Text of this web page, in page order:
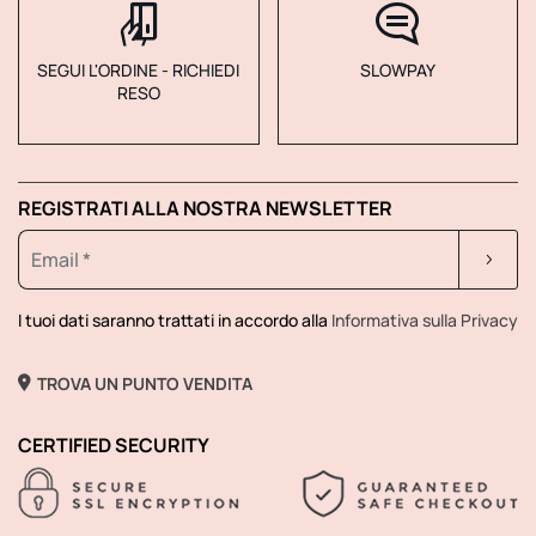
SEGUI L'ORDINE - RICHIEDI
RESO
SLOWPAY
REGISTRATI ALLA NOSTRA NEWSLETTER
I tuoi dati saranno trattati in accordo alla Informativa sulla Privacy
TROVA UN PUNTO VENDITA
CERTIFIED SECURITY